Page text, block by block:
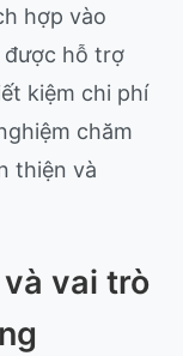
hợp vào
được hỗ trợ
kiệm chi phí
chăm
thiện và
vai trò